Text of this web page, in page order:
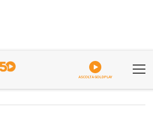
ASCOLTA GOLDPLAY